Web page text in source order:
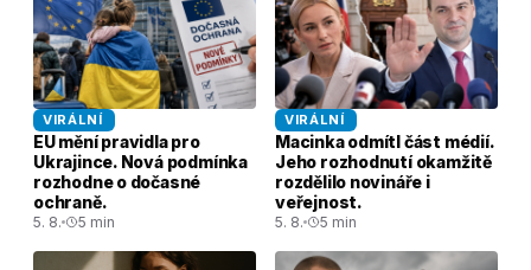
VIRÁLNÍ
EU mění pravidla pro
Ukrajince. Nová podmínka
rozhodne o dočasné
ochraně.
5. 8. 5 min
VIRÁLNÍ
Macinka odmítl část médií.
Jeho rozhodnutí okamžitě
rozdělilo novináře i
veřejnost.
5. 8. 5 min